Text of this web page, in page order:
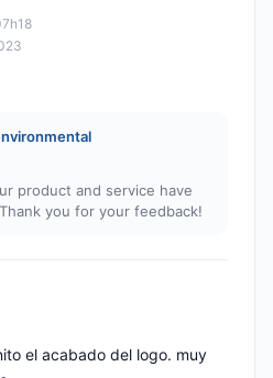
product and service have
you for your feedback!
el acabado del logo. muy